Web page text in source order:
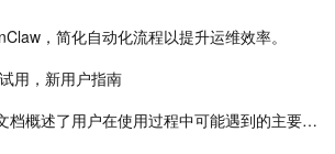
，简化自动化流程以提升运维效率。
用，新用户指南
OpenClaw常见问题文档概述了用户在使用过程中可能遇到的主要问题及其解决方案。